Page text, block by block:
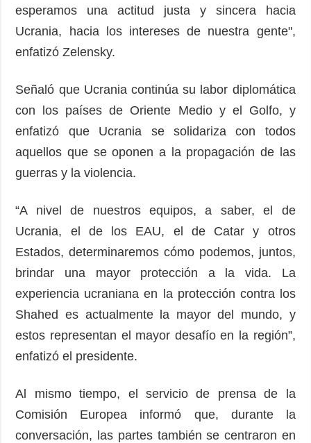
esperamos una actitud justa y sincera hacia
Ucrania, hacia los intereses de nuestra gente",
enfatizó Zelensky.
Señaló que Ucrania continúa su labor diplomática
con los países de Oriente Medio y el Golfo, y
enfatizó que Ucrania se solidariza con todos
aquellos que se oponen a la propagación de las
guerras y la violencia.
“A nivel de nuestros equipos, a saber, el de
Ucrania, el de los EAU, el de Catar y otros
Estados, determinaremos cómo podemos, juntos,
brindar una mayor protección a la vida. La
experiencia ucraniana en la protección contra los
Shahed es actualmente la mayor del mundo, y
estos representan el mayor desafío en la región”,
enfatizó el presidente.
Al mismo tiempo, el servicio de prensa de la
Comisión Europea informó que, durante la
conversación, las partes también se centraron en